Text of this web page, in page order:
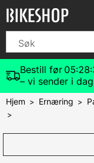
Bestill før
– vi sender i
Hjem > Ernæring >
>